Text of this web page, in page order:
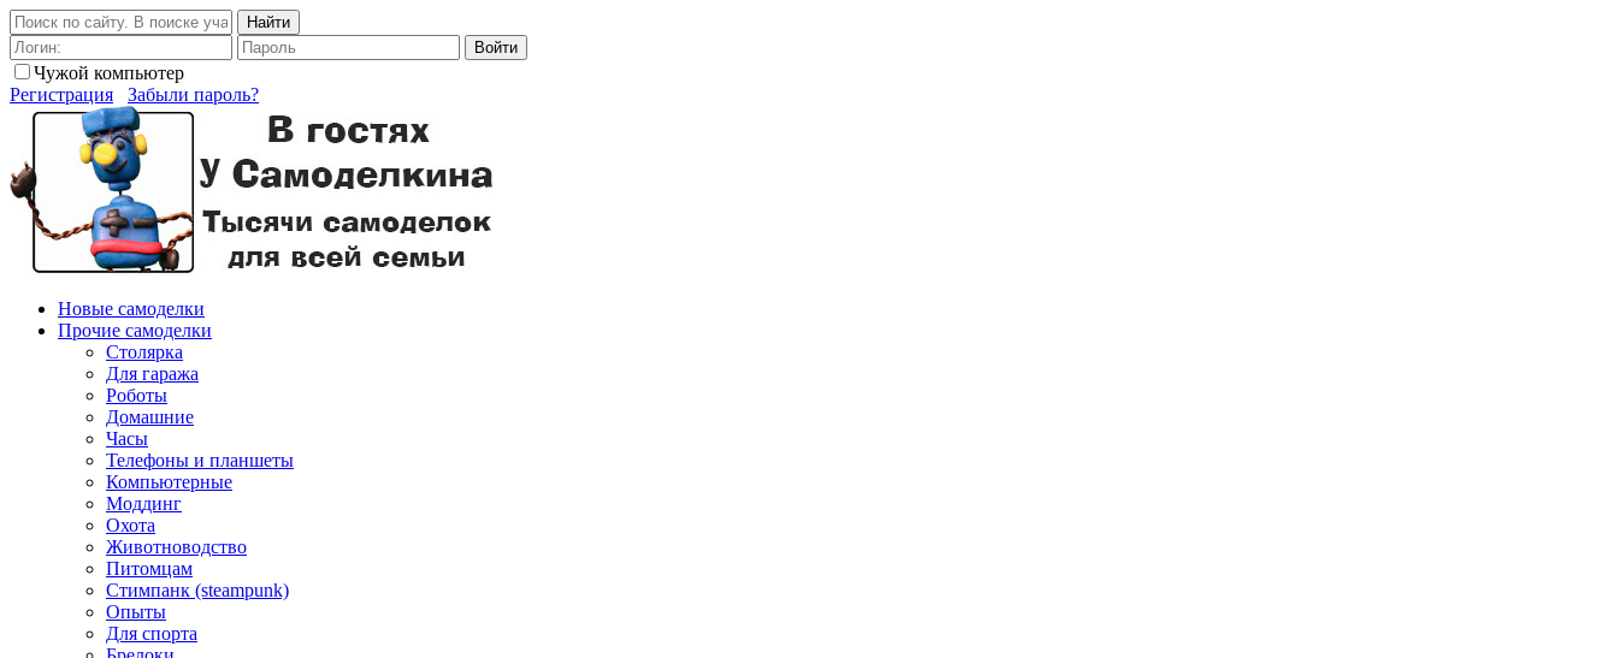
Найти
Войти
Чужой компьютер
Регистрация
Забыли пароль?
Новые самоделки
Прочие самоделки
Столярка
Для гаража
Роботы
Домашние
Часы
Телефоны и планшеты
Компьютерные
Моддинг
Охота
Животноводство
Питомцам
Стимпанк (steampunk)
Опыты
Для спорта